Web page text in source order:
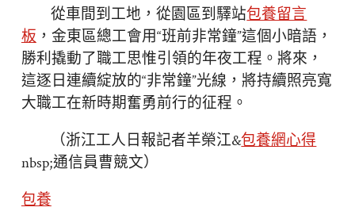
從車間到工地，從園區到驛站包養留言
板，金東區總工會用“班前非常鐘”這個小暗語，
勝利撬動了職工思惟引領的年夜工程。將來，
這逐日連續綻放的“非常鐘”光線，將持續照亮寬
大職工在新時期奮勇前行的征程。
（浙江工人日報記者羊榮江&包養網心得
nbsp;通信員曹競文）
包養